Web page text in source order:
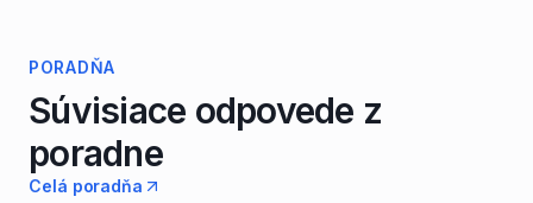
PORADŇA
Súvisiace odpovede z
poradne
Celá poradňa